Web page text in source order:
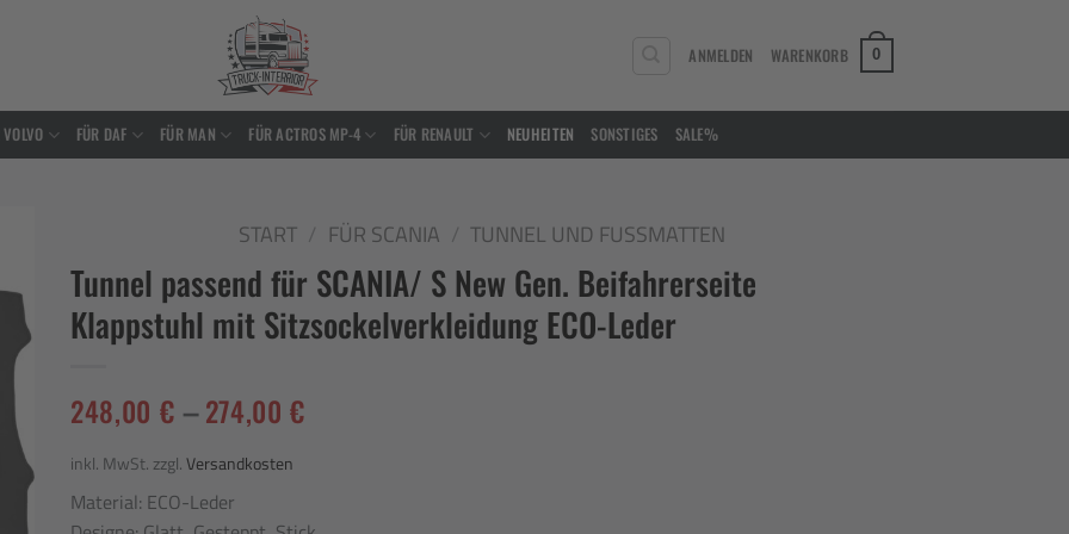
ANMELDEN WARENKORB 0
FÜR DAF FÜR MAN FÜR ACTROS MP-4 FÜR RENAULT NEUHEITEN SONSTIGES SALE%
START / FÜR SCANIA / TUNNEL UND FUSSMATTEN
Tunnel passend für SCANIA/ S New Gen. Beifahrerseite
Klappstuhl mit Sitzsockelverkleidung ECO-Leder
248,00 € –274,00€
inkl. MwSt. zzgl.Versandkosten
Material: ECO-Leder